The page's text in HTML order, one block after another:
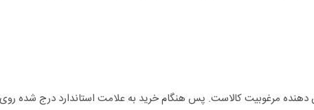
دهنده مرغوبیت کالاست. پس هنگام خرید به علامت استاندارد درج شده